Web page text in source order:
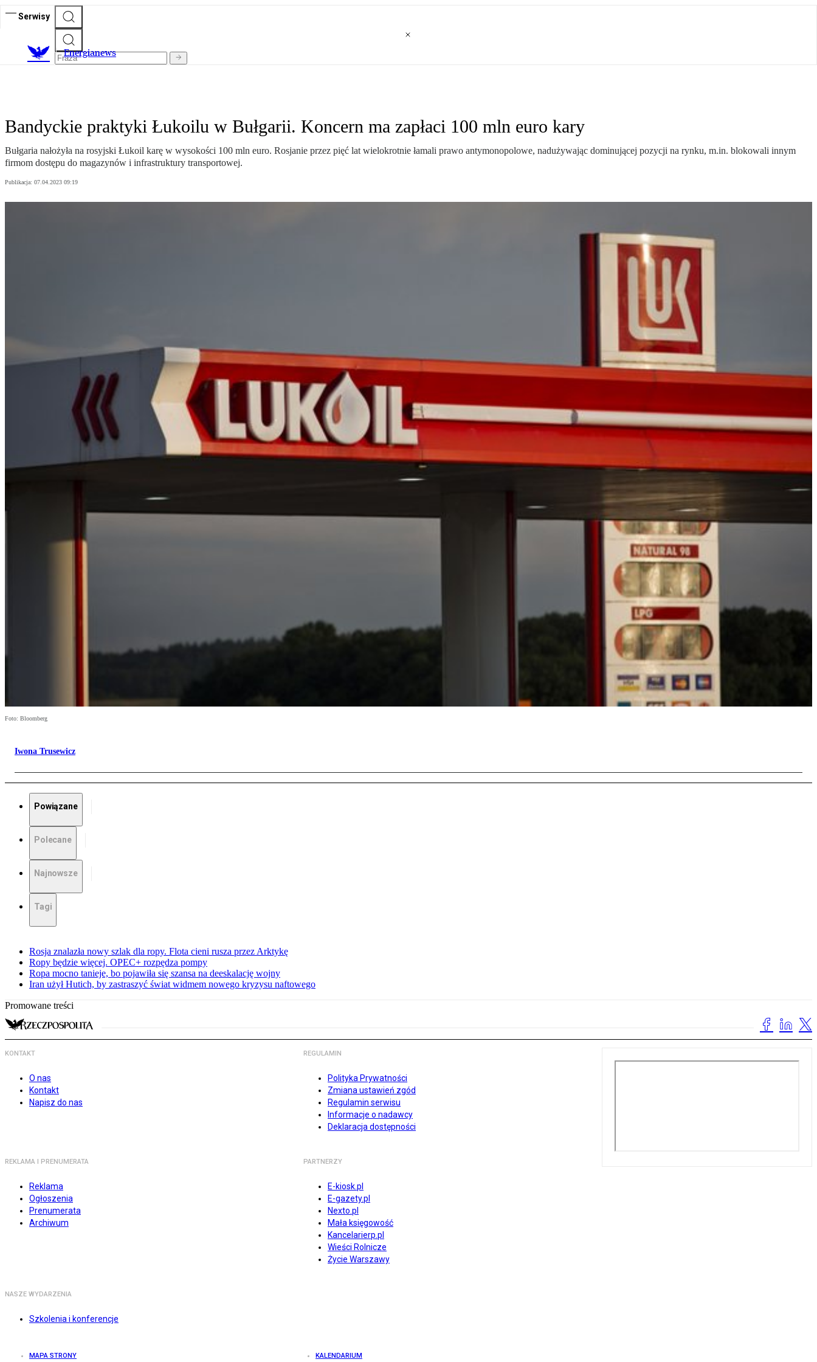
Serwisy
Energianews
Bandyckie praktyki Łukoilu w Bułgarii. Koncern ma zapłaci 100 mln euro kary
Bułgaria nałożyła na rosyjski Łukoil karę w wysokości 100 mln euro. Rosjanie przez pięć lat wielokrotnie łamali prawo antymonopolowe, nadużywając dominującej pozycji na rynku, m.in. blokowali innym
firmom dostępu do magazynów i infrastruktury transportowej.
Publikacja: 07.04.2023 09:19
Foto: Bloomberg
Iwona Trusewicz
Powiązane
Polecane
Najnowsze
Tagi
Rosja znalazła nowy szlak dla ropy. Flota cieni rusza przez Arktykę
Ropy będzie więcej. OPEC+ rozpędza pompy
Ropa mocno tanieje, bo pojawiła się szansa na deeskalację wojny
Iran użył Hutich, by zastraszyć świat widmem nowego kryzysu naftowego
Promowane treści
KONTAKT
O nas
Kontakt
Napisz do nas
REGULAMIN
Polityka Prywatności
Zmiana ustawień zgód
Regulamin serwisu
Informacje o nadawcy
Deklaracja dostępności
REKLAMA I PRENUMERATA
Reklama
Ogłoszenia
Prenumerata
Archiwum
PARTNERZY
E-kiosk.pl
E-gazety.pl
Nexto.pl
Mała księgowość
Kancelarierp.pl
Wieści Rolnicze
Życie Warszawy
NASZE WYDARZENIA
Szkolenia i konferencje
MAPA STRONY KALENDARIUM